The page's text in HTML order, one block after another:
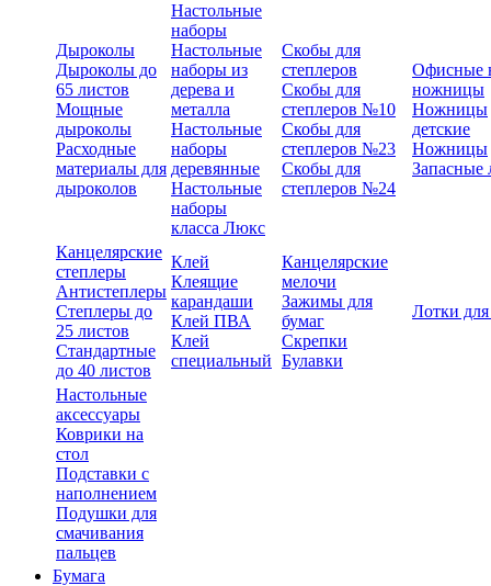
Дыроколы
Дыроколы до
65 листов
Мощные
дыроколы
Расходные
материалы для
дыроколов
Настольные
наборы
Настольные
наборы из
дерева и
металла
Настольные
наборы
деревянные
Настольные
наборы
класса Люкс
Скобы для
степлеров
Скобы для
степлеров №10
Скобы для
степлеров №23
Скобы для
степлеров №24
Офисные
ножницы
Ножницы
детские
Ножницы
Запасные
Канцелярские
степлеры
Антистеплеры
Степлеры до
25 листов
Стандартные
до 40 листов
Клей
Клеящие
карандаши
Клей ПВА
Клей
специальный
Канцелярские
мелочи
Зажимы для
бумаг
Скрепки
Булавки
Лотки
Настольные
аксессуары
Коврики на
стол
Подставки с
наполнением
Подушки для
смачивания
пальцев
Бумага